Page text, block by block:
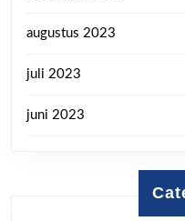
augustus 2023
juli 2023
juni 2023